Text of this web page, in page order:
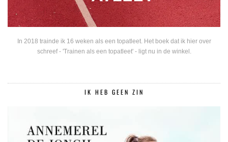
In 2018 trainde ik 16 weken als een topatleet. Het boek dat ik hier over
schreef - 'Trainen als een topatleet' - ligt nu in de winkel.
IK HEB GEEN ZIN